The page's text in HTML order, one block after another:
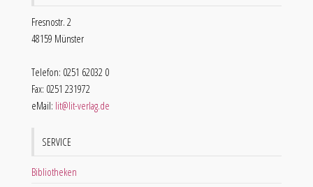
Fresnostr. 2
48159 Münster
Telefon: 0251 62032 0
Fax: 0251 231972
eMail: lit@lit-verlag.de
SERVICE
Bibliotheken